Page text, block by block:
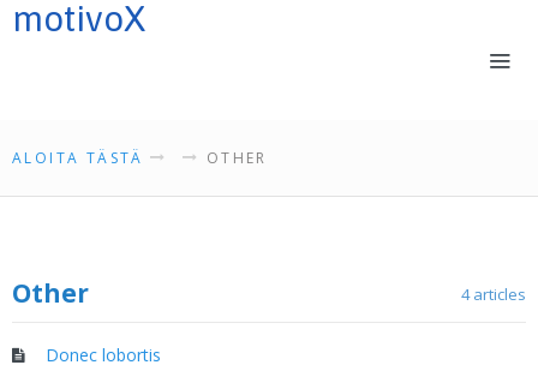
REFLEKSEISTÄ
PALVELUMME
motivoX
ALOITA TÄSTÄ OTHER
Other 4 articles
Donec lobortis